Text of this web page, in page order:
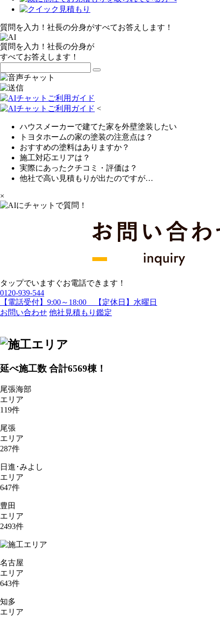
質問を入力！社長の分身がすべてお答えします！
質問を入力！社長の分身が
すべてお答えします！
<
ハウスメーカーで建てた家を外壁塗装したい
トヨタホームの家の塗装の注意点は？
おすすめの塗料はありますか？
施工対応エリアは？
実際にあったクチコミ・評価は？
他社で高い見積もりが出たのですが…
×
タップでいますぐお電話できます！
0120-939-544
【電話受付】9:00～18:00 【定休日】水曜日
お問い合わせ 他社見積もり鑑定
延べ施工数 合計6569棟！
尾張海部
エリア
119件
尾張
エリア
287件
日進･みよし
エリア
647件
豊田
エリア
2493件
名古屋
エリア
643件
知多
エリア